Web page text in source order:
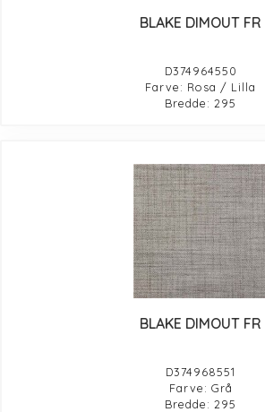
BLAKE DIMOUT FR
D374964550
Farve: Rosa / Lilla
Bredde: 295
BLAKE DIMOUT FR
D374968551
Farve: Grå
Bredde: 295